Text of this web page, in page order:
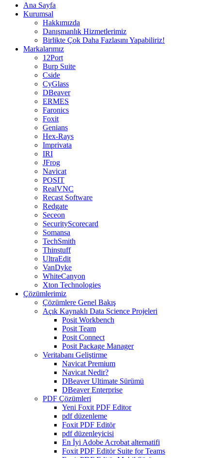
Ana Sayfa
Kurumsal
Hakkımızda
Danışmanlık Hizmetlerimiz
Birlikte Çok Daha Fazlasını Yapabiliriz!
Markalarımız
12Port
Burp Suite
Cside
CyGlass
DBeaver
ERMES
Faronics
Foxit
Genians
Hex-Rays
Imprivata
IRI
JFrog
Navicat
POSIT
RealVNC
Recast Software
Redgate
Seceon
SecurityScorecard
Somansa
TechSmith
Thinstuff
UltraEdit
VanDyke
WhiteCanyon
Xton Technologies
Çözümlerimiz
Çözümlere Genel Bakış
Açık Kaynaklı Data Science Projeleri
Posit Workbench
Posit Team
Posit Connect
Posit Package Manager
Veritabanı Geliştirme
Navicat Premium
Navicat Nedir?
DBeaver Ultimate Sürümü
DBeaver Enterprise
PDF Çözümleri
Yeni Foxit PDF Editor
pdf düzenleme
Foxit PDF Editör
pdf düzenleyicisi
En İyi Adobe Acrobat alternatifi
Foxit PDF Editör Suite for Teams